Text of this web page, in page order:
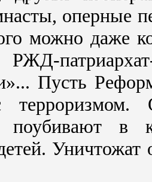
оперные
можно даже
РЖД-
Пусть
терроризмом.
поубивают в